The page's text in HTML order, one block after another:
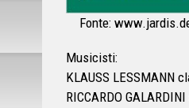
Fonte:
Musicisti:
KLAUSS LESSMANN
RICCARDO